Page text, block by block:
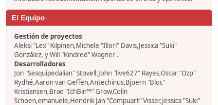
El Equipo
Gestión de proyectos
Aleksi "Lex" Kilpinen,Michele "Illori" Davis,Jessica "Suki"
González, y Will "Kindred" Wagner .
Desarrolladores
Jon "Sesquipedalian" Stovell,John "live627" Rayes,Oscar "Ozp"
Rydhé,Aaron van Geffen,Antechinus,Bjoern "Bloc"
Kristiansen,Brad "IchBin™" Grow,Colin
Schoen,emanuele,Hendrik Jan "Compuart" Visser,Jessica "Suki"